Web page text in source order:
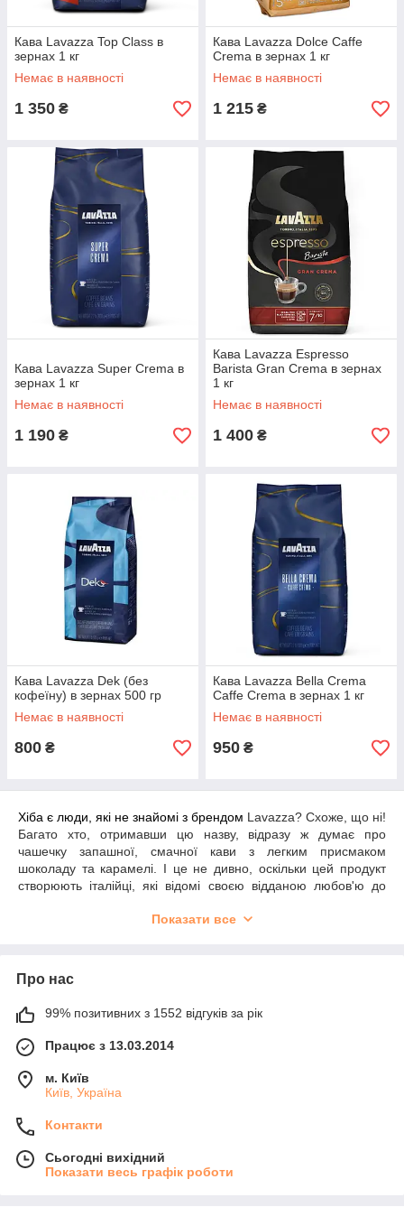
Кава Lavazza Top Class в
зернах 1 кг
Немає в наявності
1 350 ₴
Кава Lavazza Dolce Caffe
Crema в зернах 1 кг
Немає в наявності
1 215 ₴
Кава Lavazza Super Crema в
зернах 1 кг
Немає в наявності
1 190 ₴
Кава Lavazza Espresso
Barista Gran Crema в зернах
1 кг
Немає в наявності
1 400 ₴
Кава Lavazza Dek (без
кофеїну) в зернах 500 гр
Немає в наявності
800 ₴
Кава Lavazza Bella Crema
Caffe Crema в зернах 1 кг
Немає в наявності
950 ₴
Хіба є люди, які не знайомі з брендом Lavazza? Схоже, що ні!
Багато хто, отримавши цю назву, відразу ж думає про
чашечку запашної, смачної кави з легким присмаком
шоколаду та карамелі. І це не дивно, оскільки цей продукт
створюють італійці, які відомі своєю відданою любов'ю до
досвідчених кавоманів і дуже вимогливих гурманів, що живуть
відтінки фруктів, горіхів, карамелі та шоколаду, а також
приємний чарівний аромат.
Бездоганна каваlavazza crema aroma
відкрити в Турині свою власну кав'ярню, у якій він міг би
Для цього він вийшов за межі звичного, сломав «кавові»
стереотипи. Він почав створювати незвичайні купажі кави, що
складаються з добірних зерен арабіки та робусти не тільки
різних сортів, але також і з різних урожаїв. Саме тому
лавацца
ніколи не набридає й не приїдається. Вона
розкривається новими оригінальними смаковими й
Показати все
Про нас
99% позитивних з 1552 відгуків за рік
Працює з 13.03.2014
м. Київ
Київ, Україна
Контакти
Сьогодні вихідний
Показати весь графік роботи